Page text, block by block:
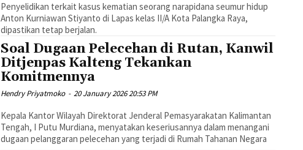
Penyelidikan terkait kasus kematian seorang narapidana seumur hidup
Anton Kurniawan Stiyanto di Lapas kelas II/A Kota Palangka Raya,
dipastikan tetap berjalan.
Soal Dugaan Pelecehan di Rutan, Kanwil
Ditjenpas Kalteng Tekankan
Komitmennya
Hendry Priyatmoko - 20 January 2026 20:53 PM
Kepala Kantor Wilayah Direktorat Jenderal Pemasyarakatan Kalimantan
Tengah, I Putu Murdiana, menyatakan keseriusannya dalam menangani
dugaan pelanggaran pelecehan yang terjadi di Rumah Tahanan Negara